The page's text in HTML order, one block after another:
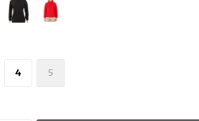
4 5